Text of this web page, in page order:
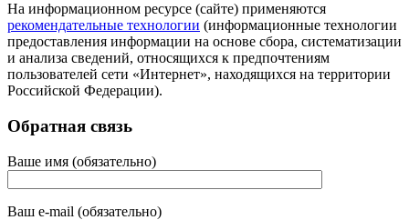
На информационном ресурсе (сайте) применяются
рекомендательные технологии (информационные технологии
предоставления информации на основе сбора, систематизации
и анализа сведений, относящихся к предпочтениям
пользователей сети «Интернет», находящихся на территории
Российской Федерации).
Обратная связь
Ваше имя (обязательно)
Ваш e-mail (обязательно)